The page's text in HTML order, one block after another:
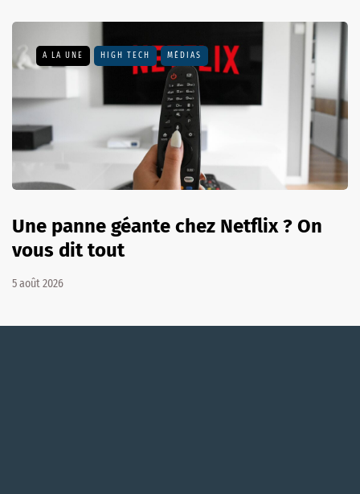
A LA UNE HIGH TECH MÉDIAS
Une panne géante chez Netflix ? On
vous dit tout
5 août 2026